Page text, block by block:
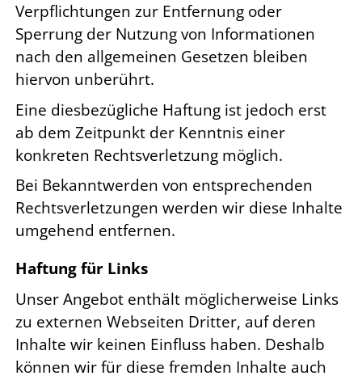
Verpflichtungen zur Entfernung oder
Sperrung der Nutzung von Informationen
nach den allgemeinen Gesetzen bleiben
hiervon unberührt.
Eine diesbezügliche Haftung ist jedoch erst
ab dem Zeitpunkt der Kenntnis einer
konkreten Rechtsverletzung möglich.
Bei Bekanntwerden von entsprechenden
Rechtsverletzungen werden wir diese Inhalte
umgehend entfernen.
Haftung für Links
Unser Angebot enthält möglicherweise Links
zu externen Webseiten Dritter, auf deren
Inhalte wir keinen Einfluss haben. Deshalb
können wir für diese fremden Inhalte auch